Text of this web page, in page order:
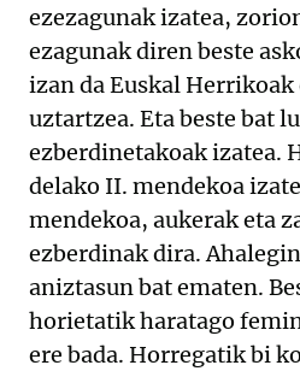
ezezagunak izatea,
ezagunak diren beste
izan da Euskal
uztartzea. Eta beste bat
ezberdinetakoak izatea.
delako II. mendekoa
mendekoa, aukerak eta
ezberdinak dira.
aniztasun bat ematen.
horietatik haratago
ere bada. Horregatik bi